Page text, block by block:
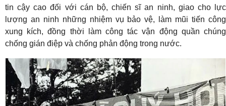
tin cậy cao đối với cán bộ, chiến sĩ an ninh, giao cho lực
lượng an ninh những nhiệm vụ bảo vệ, làm mũi tiến công
xung kích, đồng thời làm công tác vận động quần chúng
chống gián điệp và chống phản động trong nước.